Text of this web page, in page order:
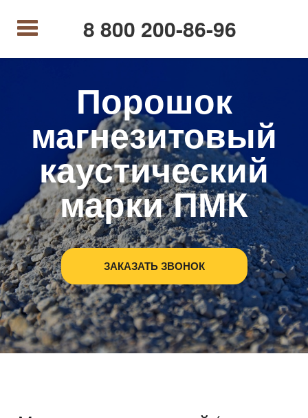
8 800 200-86-96
Порошок
магнезитовый
каустический
марки ПМК
ЗАКАЗАТЬ ЗВОНОК